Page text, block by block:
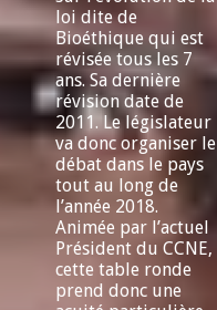
loi dite de
Bioéthique qui est
révisée tous les 7
ans. Sa dernière
révision date de
2011. Le législateur
va donc organiser le
débat dans le pays
tout au long de
l’année 2018.
Animée par l’actuel
Président du CCNE,
cette table ronde
prend donc une